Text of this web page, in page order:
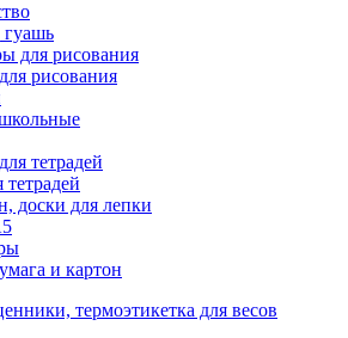
гуашь
для рисования
рисования
тетрадей
доски для лепки
и картон
термоэтикетка для весов